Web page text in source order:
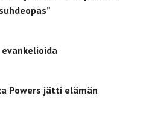
Powers jätti elämän